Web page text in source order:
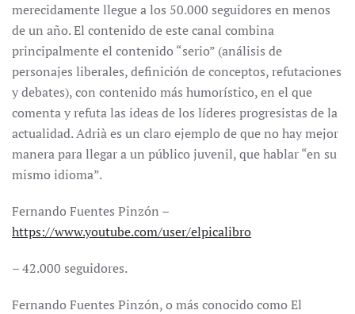
merecidamente llegue a los 50.000 seguidores en menos
de un año. El contenido de este canal combina
principalmente el contenido “serio” (análisis de
personajes liberales, definición de conceptos, refutaciones
y debates), con contenido más humorístico, en el que
comenta y refuta las ideas de los líderes progresistas de la
actualidad. Adrià es un claro ejemplo de que no hay mejor
manera para llegar a un público juvenil, que hablar “en su
mismo idioma”.
Fernando Fuentes Pinzón –
https://www.youtube.com/user/elpicalibro
– 42.000 seguidores.
Fernando Fuentes Pinzón, o más conocido como El